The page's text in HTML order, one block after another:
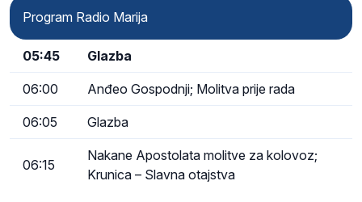
Program Radio Marija
05:45 Glazba
06:00 Anđeo Gospodnji; Molitva prije rada
06:05 Glazba
06:15
Nakane Apostolata molitve za kolovoz;
Krunica – Slavna otajstva